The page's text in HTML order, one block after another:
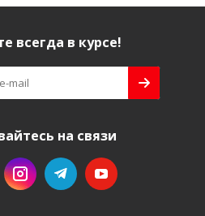
всегда в курсе!
на связи